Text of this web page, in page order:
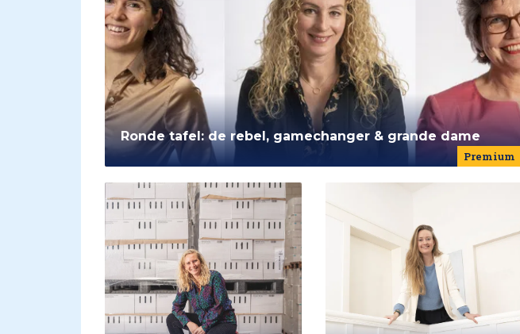
Premium
Ronde tafel: de rebel, gamechanger & grande dame